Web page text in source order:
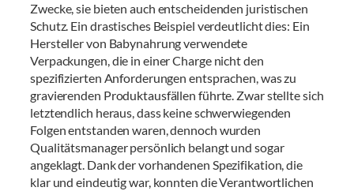
Zwecke, sie bieten auch entscheidenden juristischen
Schutz. Ein drastisches Beispiel verdeutlicht dies: Ein
Hersteller von Babynahrung verwendete
Verpackungen, die in einer Charge nicht den
spezifizierten Anforderungen entsprachen, was zu
gravierenden Produktausfällen führte. Zwar stellte sich
letztendlich heraus, dass keine schwerwiegenden
Folgen entstanden waren, dennoch wurden
Qualitätsmanager persönlich belangt und sogar
angeklagt. Dank der vorhandenen Spezifikation, die
klar und eindeutig war, konnten die Verantwortlichen